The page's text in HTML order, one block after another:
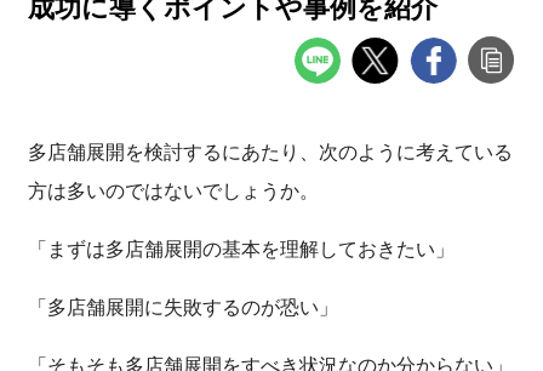
成功に導くポイントや事例を紹介
多店舗展開を検討するにあたり、次のように考えている
方は多いのではないでしょうか。
「まずは多店舗展開の基本を理解しておきたい」
「多店舗展開に失敗するのが恐い」
「そもそも多店舗展開をすべき状況なのか分からない」